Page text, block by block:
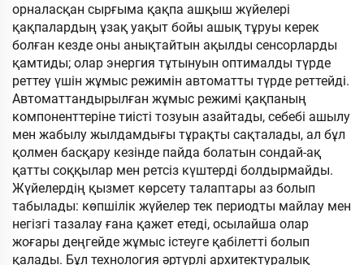
орналасқан сырғыма қақпа ашқыш жүйелері
қақпалардың ұзақ уақыт бойы ашық тұруы керек
болған кезде оны анықтайтын ақылды сенсорларды
қамтиды; олар энергия тұтынуын оптималды түрде
реттеу үшін жұмыс режимін автоматты түрде реттейді.
Автоматтандырылған жұмыс режимі қақпаның
компоненттеріне тиісті тозуын азайтады, себебі ашылу
мен жабылу жылдамдығы тұрақты сақталады, ал бұл
қолмен басқару кезінде пайда болатын сондай-ақ
қатты соққылар мен ретсіз күштерді болдырмайды.
Жүйелердің қызмет көрсету талаптары аз болып
табылады: көпшілік жүйелер тек периодты майлау мен
негізгі тазалау ғана қажет етеді, осылайша олар
жоғары деңгейде жұмыс істеуге қабілетті болып
қалады. Бұл технология әртүрлі архитектуралық